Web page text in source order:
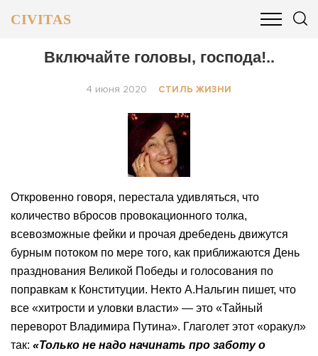
CIVITAS
ОБЩЕСТВО БИЗНЕС И ФИНАНСЫ
Включайте головы, господа!..
4 июня 2020 СТИЛЬ ЖИЗНИ
Откровенно говоря, перестала удивляться, что
количество вбросов провокационного толка,
всевозможные фейки и прочая дребедень движутся
бурным потоком по мере того, как приближаются День
празднования Великой Победы и голосования по
поправкам к Конституции. Некто А.Нальгин пишет, что
все «хитрости и уловки власти» — это «Тайный
переворот Владимира Путина». Глаголет этот «оракул»
так: «Только не надо начинать про заботу о